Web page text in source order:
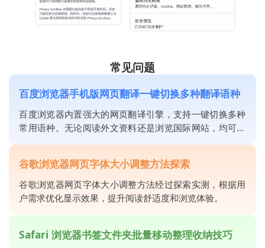
常见问题
百度浏览器手机版网页翻译一键切换多种翻译语种
百度浏览器内置强大的网页翻译引擎，支持一键切换多种
常用语种。无论阅读外文资料还是浏览国际网站，均可即
谷歌浏览器网页字体大小调整方法探索
谷歌浏览器网页字体大小调整方法经过探索实测，根据用
户需求优化显示效果，提升阅读舒适度和浏览体验。
Safari 浏览器书签文件夹批量移动整理收纳技巧